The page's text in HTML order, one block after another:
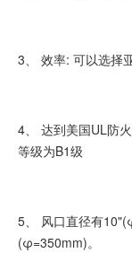
3、 效率: 可以选择
4、 达到美国UL防
等级为B1级
5、 风口直径有
(φ=350mm)。